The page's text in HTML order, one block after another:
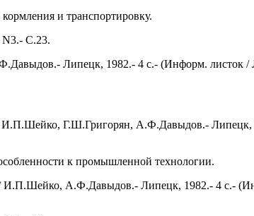
и транспортировку.
С.23.
Липецк, 1982.- 4 с.- (Информ. листок /
Г.Ш.Григорян, А.Ф.Давыдов.- Липецк,
к промышленной технологии.
И.П.Шейко, А.Ф.Давыдов.- Липецк, 1982.- 4 c.-